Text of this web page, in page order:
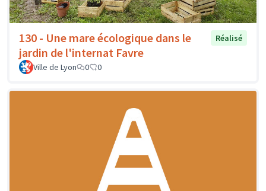
130 - Une mare écologique dans le
jardin de l'internat Favre
Réalisé
Ville de Lyon 0 0